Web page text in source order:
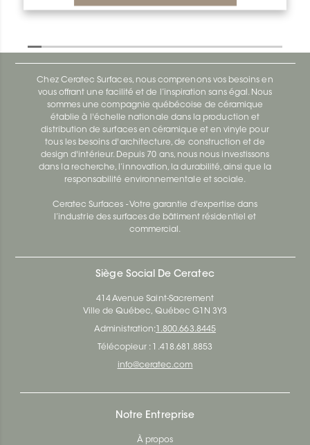
Chez Ceratec Surfaces, nous comprenons vos besoins en
vous offrant une facilité et de l’inspiration sans égal. Nous
sommes une compagnie québécoise de céramique
établie à l'échelle nationale dans la production et
distribution de surfaces en céramique et en vinyle pour
tous les besoins d'architecture, de construction et de
design d'intérieur. Depuis 70 ans, nous nous investissons
dans la recherche, l’innovation, la durabilité, ainsi que la
responsabilité environnementale et sociale.
Ceratec Surfaces - Votre garantie d'expertise dans
l’industrie des surfaces de bâtiment résidentiel et
commercial.
Siège Social De Ceratec
414 Avenue Saint-Sacrement
Ville de Québec, Québec G1N 3Y3
Administration: 1.800.663.8445
Télécopieur : 1.418.681.8853
info@ceratec.com
Notre Entreprise
À propos